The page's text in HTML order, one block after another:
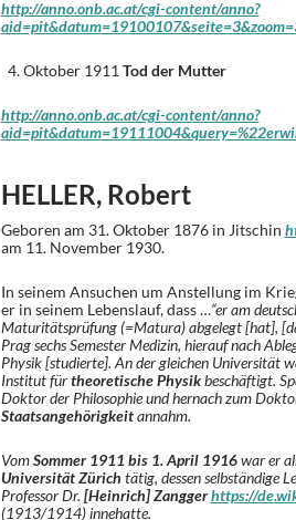
http://anno.onb.ac.at/cgi-content/anno?
Oktober 1911 Tod der Mutter
http://anno.onb.ac.at/cgi-content/anno?
HELLER, Robert
Geboren am 31. Oktober 1876 in Jitschin
am 11. November 1930.
In seinem Ansuchen um Anstellung im
er in seinem Lebenslauf, dass …“er am
Maturitätsprüfung (=Matura) abgelegt [hat],
Prag sechs Semester Medizin, hierauf nach
Physik [studierte]. An der gleichen Universität
Institut fürtheoretische Physikbeschäftigt.
Doktor der Philosophie und hernach zum
Staatsangehörigkeitannahm.
VomSommer 1911 bis 1. April 1916war er
Universität Zürich tätig, dessen selbständige
Professor Dr. [Heinrich] Zangger https://
(1913/1914) innehatte.